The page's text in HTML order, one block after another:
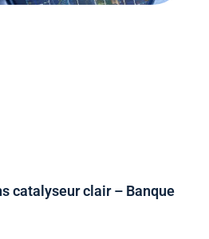
catalyseur clair – Banque